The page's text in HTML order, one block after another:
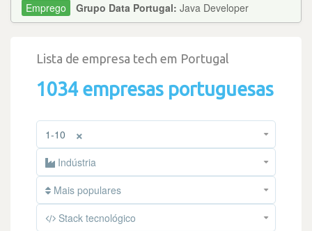
Grupo Data Portugal: Java Developer
Lista de empresa tech em Portugal
1034 empresas portuguesas
×
1-10
Indústria
Mais populares
Stack tecnológico